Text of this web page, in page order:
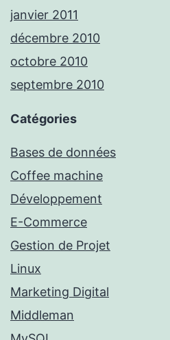
janvier 2011
décembre 2010
octobre 2010
septembre 2010
Catégories
Bases de données
Coffee machine
Développement
E-Commerce
Gestion de Projet
Linux
Marketing Digital
Middleman